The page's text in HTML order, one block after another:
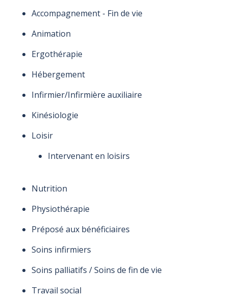
Accompagnement - Fin de vie
Animation
Ergothérapie
Hébergement
Infirmier/Infirmière auxiliaire
Kinésiologie
Loisir
Intervenant en loisirs
Nutrition
Physiothérapie
Préposé aux bénéficiaires
Soins infirmiers
Soins palliatifs / Soins de fin de vie
Travail social